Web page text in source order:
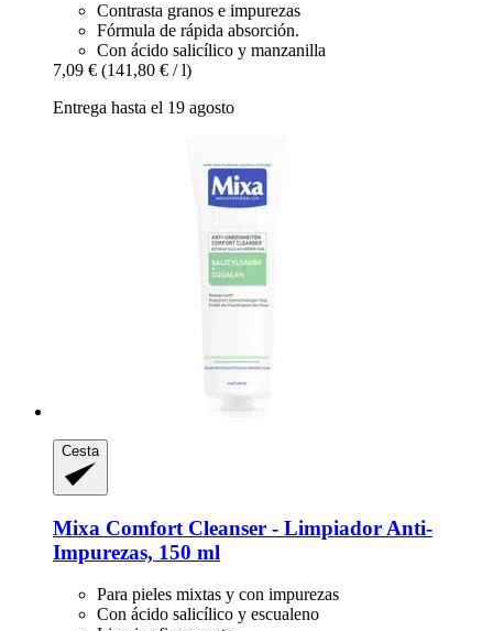
Contrasta granos e impurezas
Fórmula de rápida absorción.
Con ácido salicílico y manzanilla
7,09 € (141,80 € / l)
Entrega hasta el 19 agosto
Cesta
Mixa Comfort Cleanser -​ Limpiador Anti-​
Impurezas, 150 ml
Para pieles mixtas y con impurezas
Con ácido salicílico y escualeno